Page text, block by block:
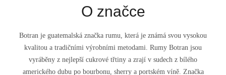
O značce
Botran je guatemalská značka rumu, která je známá svou vysokou
kvalitou a tradičními výrobními metodami. Rumy Botran jsou
vyráběny z nejlepší cukrové třtiny a zrají v sudech z bílého
amerického dubu po bourbonu, sherry a portském víně. Značka